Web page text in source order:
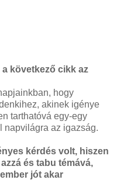
következő cikk az
hogy
akinek igénye
tarthatóvá egy-egy
napvilágra az igazság.
kérdés volt, hiszen
és tabu témává,
jót akar